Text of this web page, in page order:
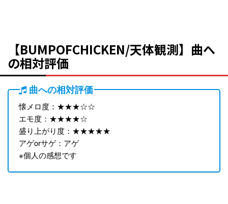
【BUMPOFCHICKEN/天体観測】曲へ
の相対評価
曲への相対評価
懐メロ度：★★★☆☆
エモ度：★★★★☆
盛り上がり度：★★★★★
アゲorサゲ：アゲ
※個人の感想です